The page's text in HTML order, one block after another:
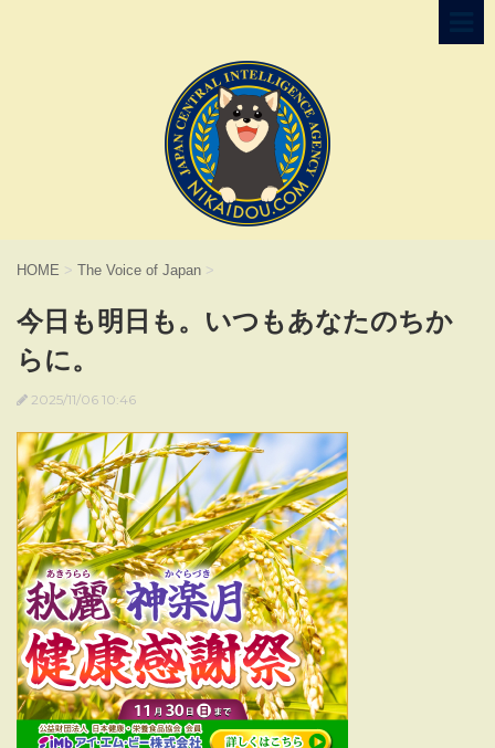
HOME > The Voice of Japan >
今日も明日も。いつもあなたのちか
らに。
2025/11/06 10:46